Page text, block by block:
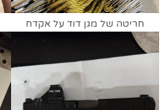
חריטה של מגן דוד על אקדח